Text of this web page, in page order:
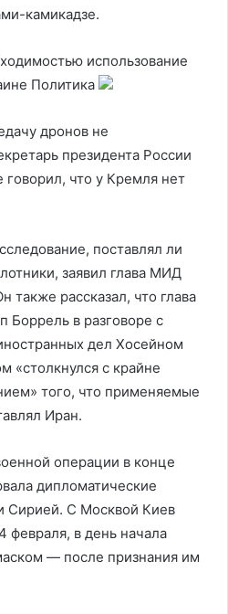
камикадзе.
использование
Политика
дронов не
президента России
что у Кремля нет
поставлял ли
заявил глава МИД
также рассказал, что глава
Боррель в разговоре с
дел Хосейном
«столкнулся с крайне
того, что применяемые
Иран.
операции в конце
дипломатические
Сирией. С Москвой Киев
февраля, в день начала
— после признания им